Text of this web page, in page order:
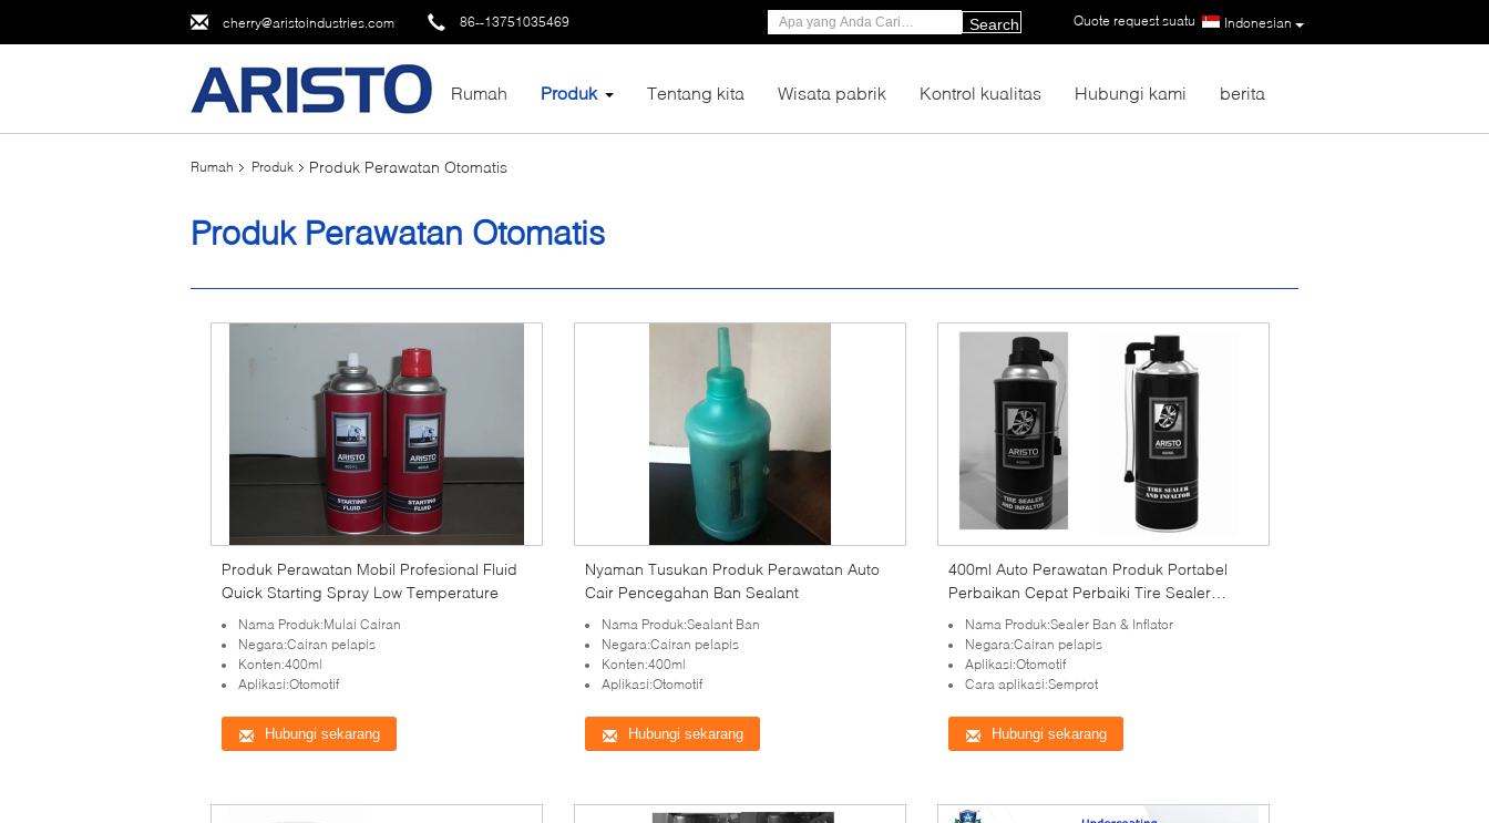
cherry@aristoindustries.com 86--13751035469 Indonesian
Quote request suatu |
Search
Rumah Produk Tentang kita Wisata pabrik Kontrol kualitas Hubungi kami berita
Rumah Produk Produk Perawatan Otomatis
Produk Perawatan Otomatis
Produk Perawatan Mobil Profesional Fluid
Quick Starting Spray Low Temperature
Nama Produk:Mulai Cairan
Negara:Cairan pelapis
Konten:400ml
Aplikasi:Otomotif
Hubungi sekarang
Nyaman Tusukan Produk Perawatan Auto
Cair Pencegahan Ban Sealant
Nama Produk:Sealant Ban
Negara:Cairan pelapis
Konten:400ml
Aplikasi:Otomotif
Hubungi sekarang
400ml Auto Perawatan Produk Portabel
Perbaikan Cepat Perbaiki Tire Sealer
Inflator Spray
Nama Produk:Sealer Ban & Inflator
Negara:Cairan pelapis
Aplikasi:Otomotif
Cara aplikasi:Semprot
Hubungi sekarang